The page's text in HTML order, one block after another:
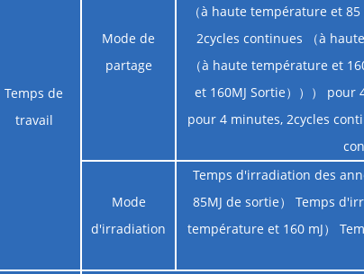
Temps de
travail
Mode de
partage
（à haute température et
2cycles continues （à
（à haute température et
et 160MJ Sortie））） pour
pour 4 minutes, 2cycles
Mode
d'irradiation
Temps d'irradiation des
85MJ de sortie） Temps
température et 160 mJ）